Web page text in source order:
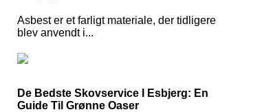
Asbest er et farligt materiale, der tidligere
blev anvendt i...
De Bedste Skovservice I Esbjerg: En
Guide Til Grønne Oaser